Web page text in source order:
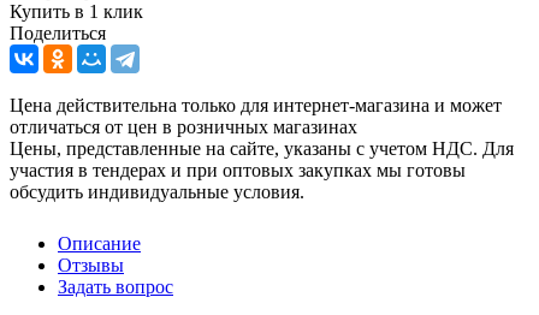
Купить в 1 клик
Поделиться
Цена действительна только для интернет-магазина и может
отличаться от цен в розничных магазинах
Цены, представленные на сайте, указаны с учетом НДС. Для
участия в тендерах и при оптовых закупках мы готовы
обсудить индивидуальные условия.
Описание
Отзывы
Задать вопрос